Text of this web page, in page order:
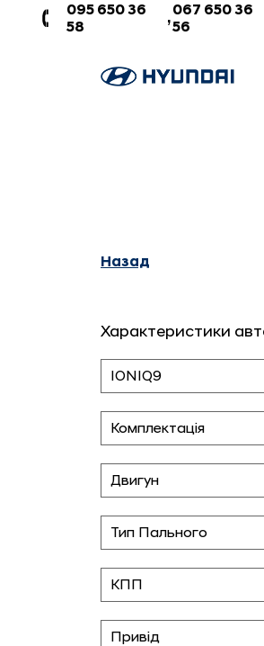
Онлайн склад авто Едем-Авто | Каталог
095 650 36
58
,
067 650 36
56
Назад
Характеристики